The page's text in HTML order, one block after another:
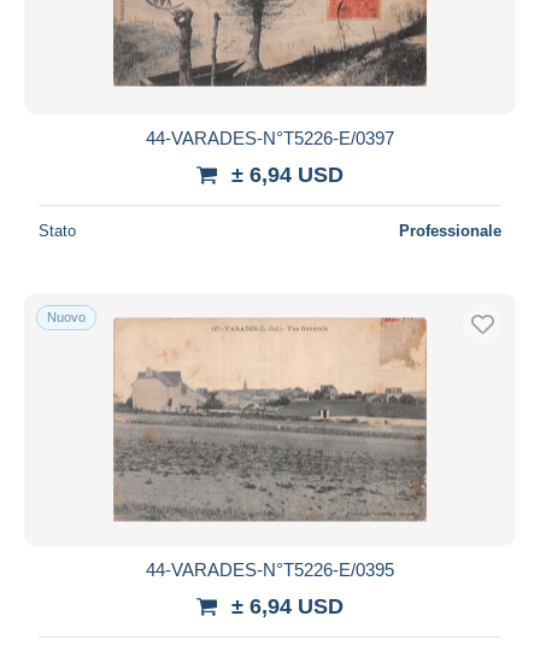
44-VARADES-N°T5226-E/0397
± 6,94 USD
Stato Professionale
Nuovo
44-VARADES-N°T5226-E/0395
± 6,94 USD